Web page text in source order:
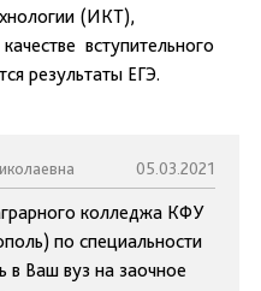
(ИКТ),
вступительного
результаты ЕГЭ.
05.03.2021
колледжа КФУ
по специальности
в Ваш вуз на заочное